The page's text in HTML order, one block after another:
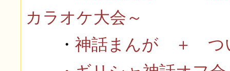
カラオケ大会～
・ 神話まんが ＋ つ